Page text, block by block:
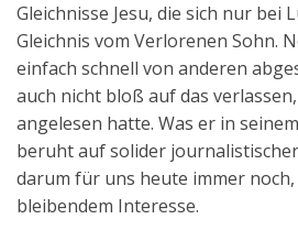
Gleichnisse Jesu, die sich nur bei
Gleichnis vom Verlorenen Sohn.
einfach schnell von anderen
auch nicht bloß auf das
angelesen hatte. Was er in
beruht auf solider
darum für uns heute immer
bleibendem Interesse.